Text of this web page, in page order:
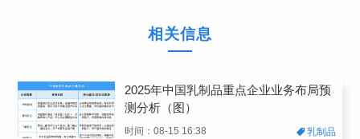
相关信息
2025年中国乳制品重点企业业务布局预
测分析（图）
时间：08-15 16:38 乳制品